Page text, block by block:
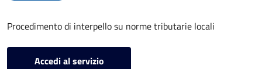
Procedimento di interpello su norme tributarie locali
Accedi al servizio